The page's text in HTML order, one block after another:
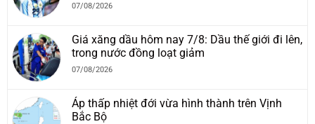
07/08/2026
Giá xăng dầu hôm nay 7/8: Dầu thế giới đi lên,
trong nước đồng loạt giảm
07/08/2026
Áp thấp nhiệt đới vừa hình thành trên Vịnh
Bắc Bộ